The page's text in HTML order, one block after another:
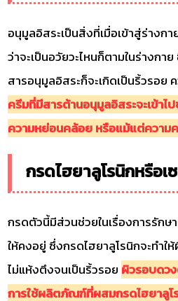
อนุมูลอิสระเป็นสิ่งที่เมื่อเข้าสู่ร่างกา
ว่าจะเป็นอวัยวะไหนก็ตามในร่างก
สารอนุมูลอิสระก็จะเกิดเป็นริ้วรอย
ครีมที่มีสารต้านอนุมูลอิสระจะเข้าไ
ความหย่อนคล้อย หรือแม้แต่ควา
กรดไฮยาลูโรนิกหรือเ
กรดตัวนี้มีส่วนช่วยในเรื่องการรักษ
ให้คงอยู่ ซึ่งกรดไฮยาลูโรนิกจะทำ
ไม่แห้งตึงจนเป็นริ้วรอย ผิวรอบดว
การใช้ผลิตภัณฑ์ที่ผสมกรดไฮยาลูโ